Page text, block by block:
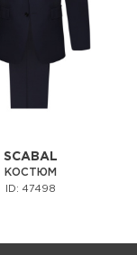
SCABAL
КОСТЮМ
ID: 47498